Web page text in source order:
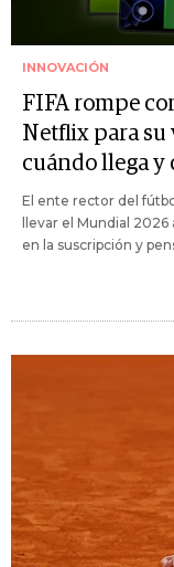
INNOVACIÓN
FIFA rompe
Netflix para su
cuándo llega y
El ente rector del
llevar el Mundial
en la suscripción y